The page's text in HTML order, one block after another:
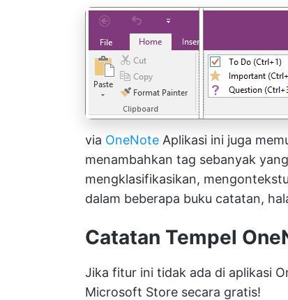
via OneNote Aplikasi ini juga
menambahkan tag sebanyak
mengklasifikasikan,
dalam beberapa buku catatan,
Catatan Tempel
Jika fitur ini tidak ada di aplikasi
Microsoft Store secara gratis!